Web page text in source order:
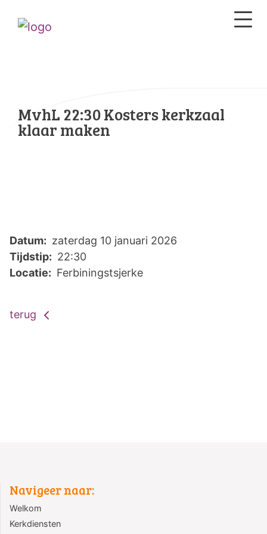
MvhL 22:30 Kosters kerkzaal
klaar maken
Datum: zaterdag 10 januari 2026
Tijdstip: 22:30
Locatie: Ferbiningstsjerke
terug
Navigeer naar:
Welkom
Kerkdiensten